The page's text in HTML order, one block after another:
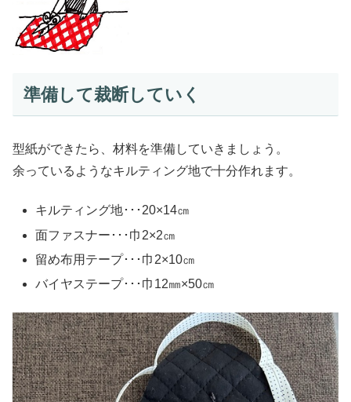
準備して裁断していく
型紙ができたら、材料を準備していきましょう。
余っているようなキルティング地で十分作れます。
キルティング地･･･20×14㎝
面ファスナー･･･巾2×2㎝
留め布用テープ･･･巾2×10㎝
バイヤステープ･･･巾12㎜×50㎝